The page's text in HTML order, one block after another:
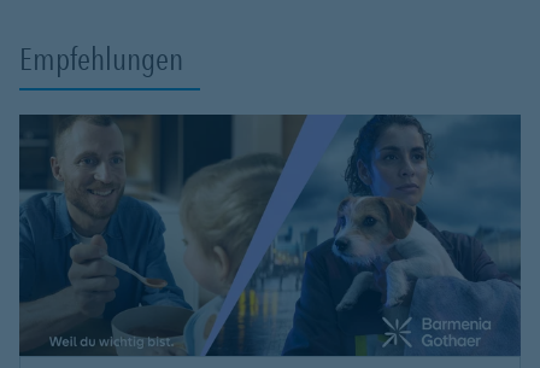
Empfehlungen